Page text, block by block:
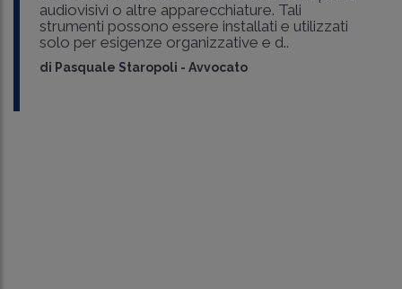
audiovisivi o altre apparecchiature. Tali
strumenti possono essere installati e utilizzati
solo per esigenze organizzative e d..
di Pasquale Staropoli - Avvocato